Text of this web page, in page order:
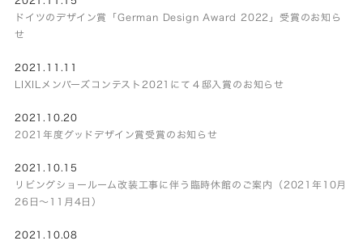
ドイツのデザイン賞「German Design Award 2022」受賞のお知ら
せ
2021.11.11
LIXILメンバーズコンテスト2021にて４邸入賞のお知らせ
2021.10.20
2021年度グッドデザイン賞受賞のお知らせ
2021.10.15
リビングショールーム改装工事に伴う臨時休館のご案内（2021年10月
26日～11月4日）
2021.10.08